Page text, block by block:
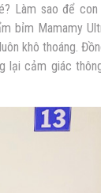
Làm sao để
bỉm Mamamy
khô thoáng.
lại cảm giác